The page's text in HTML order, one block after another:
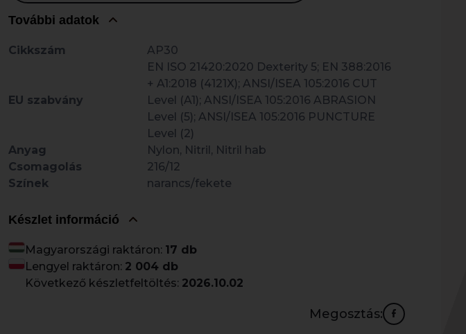
További adatok
Cikkszám AP30
EU szabvány
EN ISO 21420:2020 Dexterity 5; EN 388:2016
+ A1:2018 (4121X); ANSI/ISEA 105:2016 CUT
Level (A1); ANSI/ISEA 105:2016 ABRASION
Level (5); ANSI/ISEA 105:2016 PUNCTURE
Level (2)
Anyag
Nylon, Nitril, Nitril hab
Csomagolás
216/12
Színek
narancs/fekete
Készlet információ
Magyarországi raktáron: 17 db
Lengyel raktáron: 2 004 db
Következő készletfeltöltés: 2026.10.02
Megosztás: